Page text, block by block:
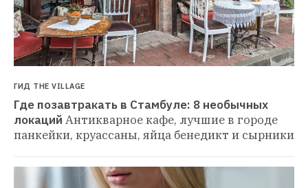
ГИД THE VILLAGE
Где позавтракать в Стамбуле: 8 необычных
локаций Антикварное кафе, лучшие в городе
панкейки, круассаны, яйца бенедикт и сырники